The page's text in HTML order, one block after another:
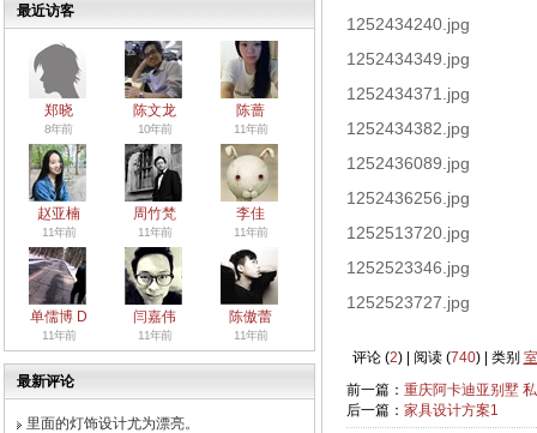
最近访客
郑晓
8年前
陈文龙
10年前
陈蔷
11年前
赵亚楠
11年前
周竹梵
11年前
李佳
11年前
单儒博 D
11年前
闫嘉伟
11年前
陈傲蕾
11年前
最新评论
里面的灯饰设计尤为漂亮。
1252434240.jpg
1252434349.jpg
1252434371.jpg
1252434382.jpg
1252436089.jpg
1252436256.jpg
1252513720.jpg
1252523346.jpg
1252523727.jpg
评论 (2) | 阅读 (740) | 类别
前一篇： 重庆阿卡迪亚别墅
后一篇： 家具设计方案1